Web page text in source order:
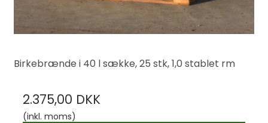
Birkebrænde i 40 l sække, 25 stk, 1,0 stablet rm
2.375,00 DKK
(inkl. moms)